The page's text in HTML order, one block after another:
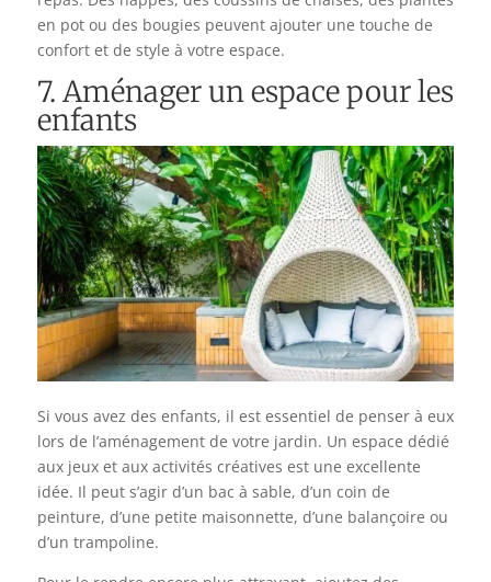
en pot ou des bougies peuvent ajouter une touche de
confort et de style à votre espace.
7. Aménager un espace pour les
enfants
Si vous avez des enfants, il est essentiel de penser à eux
lors de l’aménagement de votre jardin. Un espace dédié
aux jeux et aux activités créatives est une excellente
idée. Il peut s’agir d’un bac à sable, d’un coin de
peinture, d’une petite maisonnette, d’une balançoire ou
d’un trampoline.